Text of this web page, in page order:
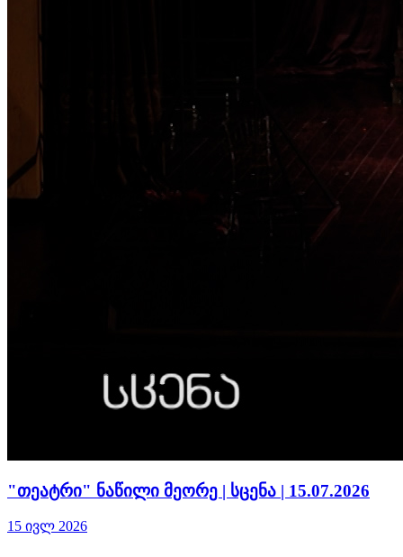
"თეატრი" ნაწილი მეორე | სცენა | 15.07.2026
15 ივლ 2026